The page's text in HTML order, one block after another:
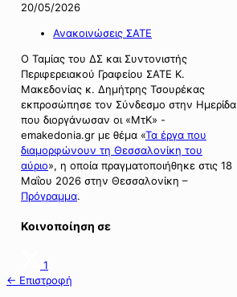
20/05/2026
Ανακοινώσεις ΣΑΤΕ
Ο Ταμίας του ΔΣ και Συντονιστής
Περιφερειακού Γραφείου ΣΑΤΕ Κ.
Μακεδονίας κ. Δημήτρης Τσουρέκας
εκπροσώπησε τον Σύνδεσμο στην Ημερίδα
που διοργάνωσαν οι «ΜτΚ» -
emakedonia.gr με θέμα «Τα έργα που
διαμορφώνουν τη Θεσσαλονίκη του
αύριο», η οποία πραγματοποιήθηκε στις 18
Μαΐου 2026 στην Θεσσαλονίκη –
Πρόγραμμα.
Κοινοποίηση σε
1
← Επιστροφή